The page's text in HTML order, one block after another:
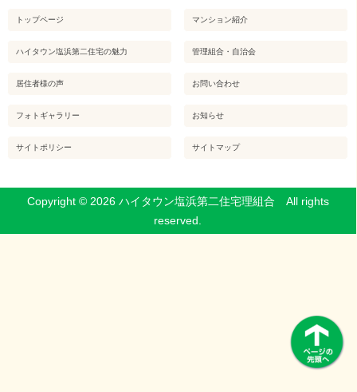
トップページ マンション紹介
ハイタウン塩浜第二住宅の魅力 管理組合・自治会
居住者様の声 お問い合わせ
フォトギャラリー お知らせ
サイトポリシー サイトマップ
Copyright © 2026 ハイタウン塩浜第二住宅理組合 All rights
reserved.